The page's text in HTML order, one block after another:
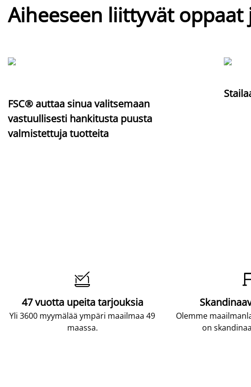
Aiheeseen liittyvät
FSC® auttaa sinua valitsemaan
vastuullisesti hankitusta puusta
valmistettuja tuotteita

47 vuotta upeita tarjouksia
Yli 3600 myymälää ympäri maailmaa 49
maassa.
Olemme
on